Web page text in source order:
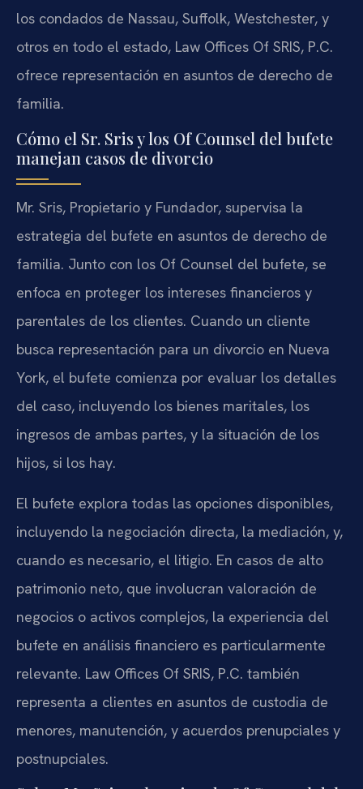
los condados de Nassau, Suffolk, Westchester, y
otros en todo el estado, Law Offices Of SRIS, P.C.
ofrece representación en asuntos de derecho de
familia.
Cómo el Sr. Sris y los Of Counsel del bufete
manejan casos de divorcio
Mr. Sris, Propietario y Fundador, supervisa la
estrategia del bufete en asuntos de derecho de
familia. Junto con los Of Counsel del bufete, se
enfoca en proteger los intereses financieros y
parentales de los clientes. Cuando un cliente
busca representación para un divorcio en Nueva
York, el bufete comienza por evaluar los detalles
del caso, incluyendo los bienes maritales, los
ingresos de ambas partes, y la situación de los
hijos, si los hay.
El bufete explora todas las opciones disponibles,
incluyendo la negociación directa, la mediación, y,
cuando es necesario, el litigio. En casos de alto
patrimonio neto, que involucran valoración de
negocios o activos complejos, la experiencia del
bufete en análisis financiero es particularmente
relevante. Law Offices Of SRIS, P.C. también
representa a clientes en asuntos de custodia de
menores, manutención, y acuerdos prenupciales y
postnupciales.